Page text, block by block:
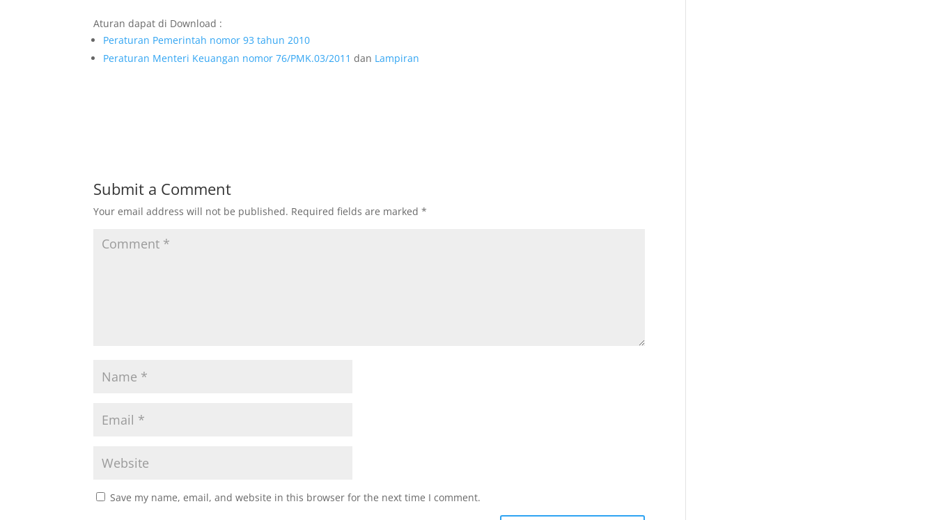
Aturan dapat di Download :
Peraturan Pemerintah nomor 93 tahun 2010
Peraturan Menteri Keuangan nomor 76/PMK.03/2011 dan Lampiran
Submit a Comment
Your email address will not be published. Required fields are marked*
Save my name, email, and website in this browser for the next time I comment.